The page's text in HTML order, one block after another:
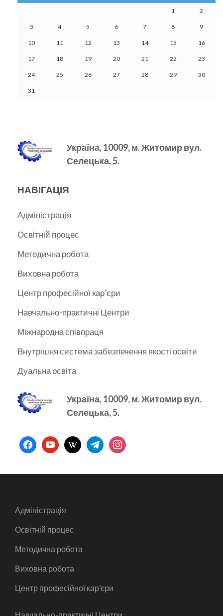
1 2
3 4 5 6 7 8 9
10 11 12 13 14 15 16
17 18 19 20 21 22 23
24 25 26 27 28 29 30
31
Україна, 10009, м.Житомир вул.
Селецька, 5.
НАВІГАЦІЯ
Адміністрація
Освітній процес
Методична робота
Виховна робота
Центр професійної кар’єри
Навчально-практичні Центри
Міжнародна співпраця
Внутрішня система забезпечення якості освіти
Дуальна освіта
Україна, 10009, м.Житомир вул.
Селецька, 5.
facebookyoutubewikipediatelegraminstagram
Адміністрація
Освітній процес
Методична робота
Виховна робота
Центр професійної кар’єри